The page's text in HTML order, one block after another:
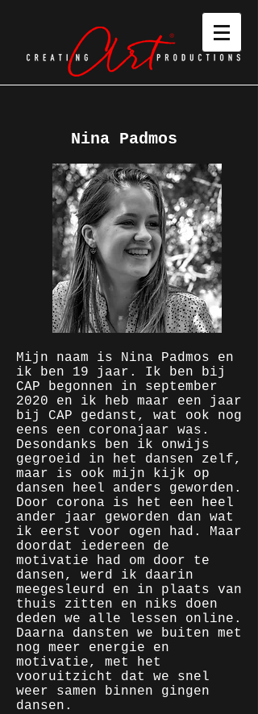
Nina Padmos
Mijn naam is Nina Padmos en
ik ben 19 jaar. Ik ben bij
CAP begonnen in september
2020 en ik heb maar een jaar
bij CAP gedanst, wat ook nog
eens een coronajaar was.
Desondanks ben ik onwijs
gegroeid in het dansen zelf,
maar is ook mijn kijk op
dansen heel anders geworden.
Door corona is het een heel
ander jaar geworden dan wat
ik eerst voor ogen had. Maar
doordat iedereen de
motivatie had om door te
dansen, werd ik daarin
meegesleurd en in plaats van
thuis zitten en niks doen
deden we alle lessen online.
Daarna dansten we buiten met
nog meer energie en
motivatie, met het
vooruitzicht dat we snel
weer samen binnen gingen
dansen.